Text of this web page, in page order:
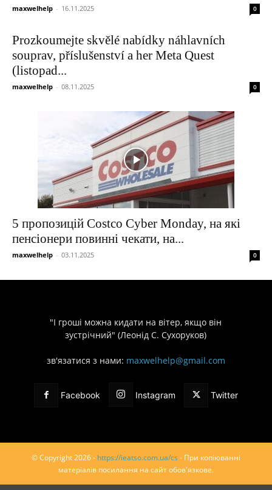
maxwelhelp - 16.11.2025 0
Prozkoumejte skvělé nabídky náhlavních
souprav, příslušenství a her Meta Quest
(listopad...
maxwelhelp - 08.11.2025 0
5 пропозицій Costco Cyber ​​​​Monday, на які
пенсіонери повинні чекати, на...
maxwelhelp - 03.11.2025 0
"І гроші можна кидати на вітер, якщо він
зустрічний" (Леонід С. Сухоруков)
зв'язатися з нами: maxwelhelp@gmail.com
Facebook Instagram Twitter
© Copyright 2026 - https://ieatso.com.ua/cs - При копіюванні
матеріалів посилання на сайт обов'язкове.